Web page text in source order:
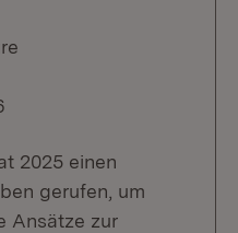
2025 einen
gerufen, um
Ansätze zur